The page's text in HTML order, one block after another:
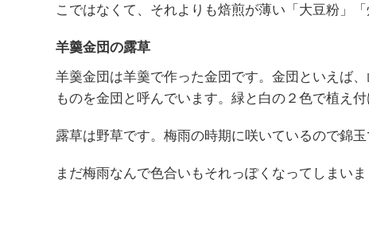
こではなくて、それよりも焙煎が薄い「大豆粉」
羊羹金団の露草
羊羹金団は羊羹で作った金団です。金団といえば
ものを金団と呼んでいます。緑と白の２色で植え
露草は野草です。梅雨の時期に咲いているので錦玉
まだ梅雨なんで色合いもそれっぽくなってしまいま